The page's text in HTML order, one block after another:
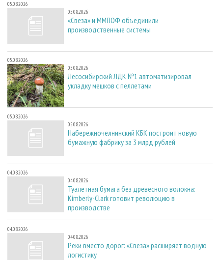
05.08.2026
05.08.2026
«Свеза» и ММПОФ объединили
производственные системы
05.08.2026
05.08.2026
Лесосибирский ЛДК №1 автоматизировал
укладку мешков с пеллетами
05.08.2026
05.08.2026
Набережночелнинский КБК построит новую
бумажную фабрику за 3 млрд рублей
04.08.2026
04.08.2026
Туалетная бумага без древесного волокна:
Kimberly-Clark готовит революцию в
производстве
04.08.2026
04.08.2026
Реки вместо дорог: «Свеза» расширяет водную
логистику